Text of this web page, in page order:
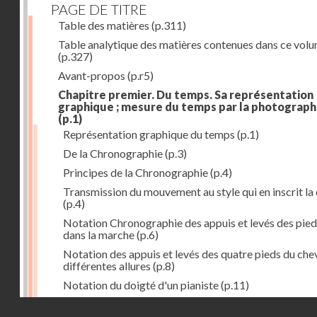
PAGE DE TITRE
Table des matières (p.311)
Table analytique des matières contenues dans ce
(p.327)
Avant-propos (p.r5)
Chapitre premier. Du temps. Sa représentation
graphique ; mesure du temps par la
(p.1)
Représentation graphique du temps (p.1)
De la Chronographie(p.3)
Principes de la Chronographie(p.4)
Transmission du mouvement au style qui en inscrit la
(p.4)
Notation Chronographie des appuis et levés des
dans la marche(p.6)
Notation des appuis et levés des quatre pieds du
différentes allures (p.8)
Notation du doigté d'un pianiste(p.11)